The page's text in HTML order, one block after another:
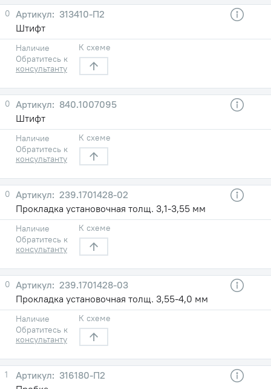
0
313410-П2
Штифт
Наличие
Обратитесь к
консультанту
К схеме
0
840.1007095
Штифт
Наличие
Обратитесь к
консультанту
К схеме
0
239.1701428-02
Прокладка установочная толщ. 3,1-3,55 мм
Наличие
Обратитесь к
консультанту
К схеме
0
239.1701428-03
Прокладка установочная толщ. 3,55-4,0 мм
Наличие
Обратитесь к
консультанту
К схеме
1
316180-П2